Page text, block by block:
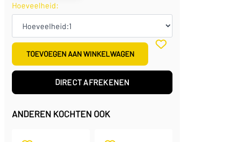
Hoeveelheid:
TOEVOEGEN AAN WINKELWAGEN
DIRECT AFREKENEN
ANDEREN KOCHTEN OOK